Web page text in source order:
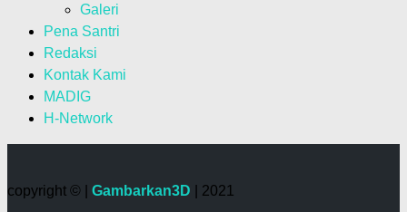
Galeri
Pena Santri
Redaksi
Kontak Kami
MADIG
H-Network
copyright © | Gambarkan3D | 2021